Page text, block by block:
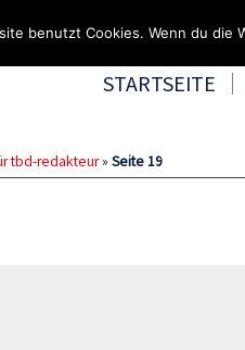
STARTSEITE
tbd-redakteur» Seite 19
benutzt Cookies. Wenn du